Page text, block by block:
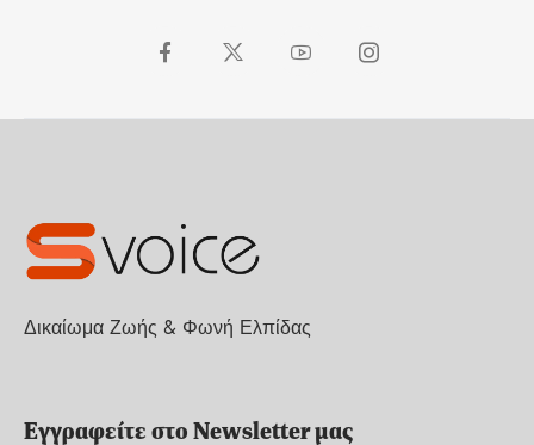
Δικαίωμα Ζωής & Φωνή Ελπίδας
Εγγραφείτε στο Newsletter μας